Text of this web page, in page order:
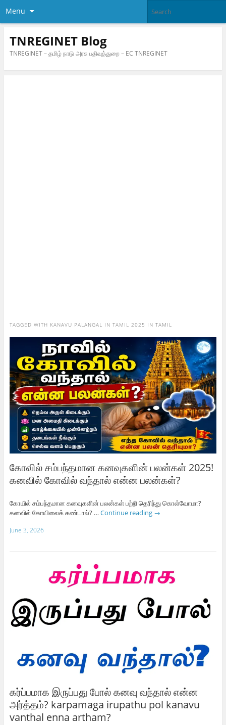
Menu
TNREGINET Blog
TNREGINET – தமிழ் நாடு அரசு பதிவுத்துறை – EC TNREGINET
TAGGED WITH KANAVU PALANGAL IN TAMIL 2025 IN TAMIL
கோவில் சம்பந்தமான கனவுகளின் பலன்கள் 2025!
கனவில் கோவில் வந்தால் என்ன பலன்கள்?
கோயில் சம்பந்தமான கனவுகளின் பலன்கள் பற்றி தெரிந்து கொள்வோமா?
கனவில் கோயிலைக் கண்டால்? … Continue reading →
June 3, 2026
கர்ப்பமாக இருப்பது போல் கனவு வந்தால் என்ன
அர்த்தம்? karpamaga irupathu pol kanavu
vanthal enna artham?